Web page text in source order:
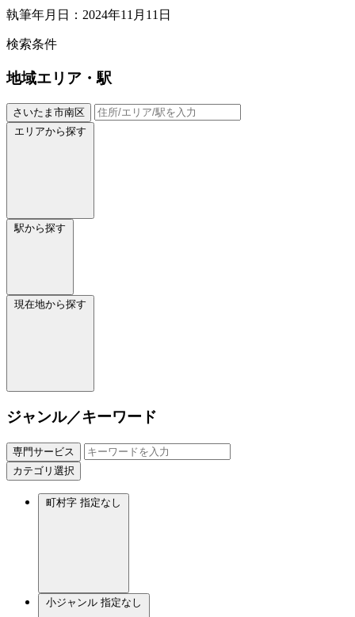
執筆年月日：2024年11月11日
検索条件
地域エリア・駅
さいたま市南区
エリアから探す
駅から探す
現在地から探す
ジャンル／キーワード
専門サービス
カテゴリ選択
町村字 指定なし
小ジャンル 指定なし